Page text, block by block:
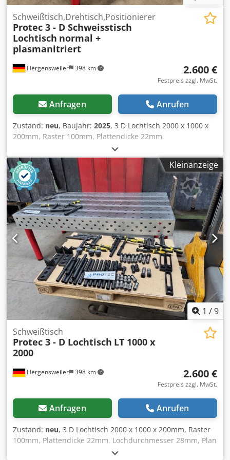
Hergensweiler 398 km
Schweißtisch,Drehtisch,Positionierer
Protec 3 - D Schweisstisch
Lochtisch normal +
plasmanitriert
2.600 €
Festpreis zzgl. MwSt.
Anfragen Anrufen
Zustand: neu, Baujahr: 2025, 3 D Lochtisch 2000 x 1000 x
200mm, Raster 100mm, Plattendicke 22mm,
Lochdurchmesser 28mm, Plan Bearbeitet, sehr massiv
Gewicht ca. 750 Kg Mit Tischfuß passend für jedes
Standard Zubehör mit 28mm Cjdpfxew H Abks Amgorf
Preis ist ohne Zubehör, Zubehör wie abgebildet
Sonderpreis 250.-€ Plasmanitrierung 800.-€ Aufpreis
(schlagfest, kratzfest,rostfrei Versand Deutschlandweit
250.-€
Kleinanzeige
1 /9
Hergensweiler 398 km
Schweißtisch
Protec 3 - D Lochtisch LT 1000 x
2000
2.600 €
Festpreis zzgl. MwSt.
Anfragen Anrufen
Zustand: neu, 3 D Lochtisch 2000 x 1000 x 200mm, Raster
100mm, Plattendicke 22mm, Lochdurchmesser 28mm, Plan
Bearbeitet, sehr massiv Gewicht ca. 750 Kg Mit Tischfuß